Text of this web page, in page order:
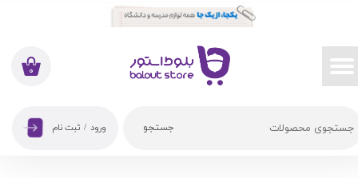
جستجو
۰
ورود / ثبت نام
حساب کاربری من
تغییر گذر واژه